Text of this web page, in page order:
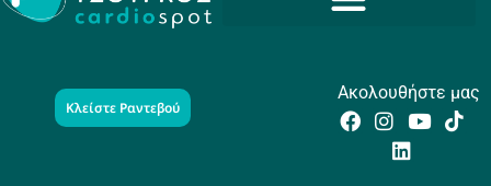
Κλείστε Ραντεβού
Ακολουθήστε μας